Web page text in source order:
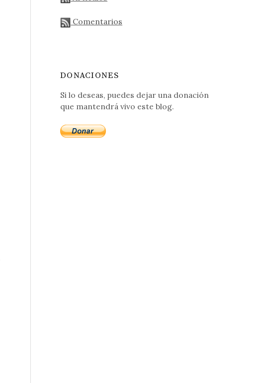
Comentarios
DONACIONES
Si lo deseas, puedes dejar una donación
que mantendrá vivo este blog.